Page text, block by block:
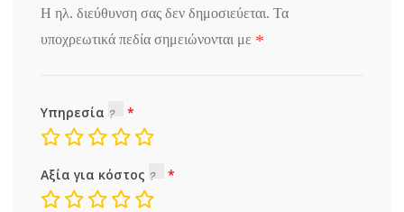
Η ηλ. διεύθυνση σας δεν δημοσιεύεται. Τα
υποχρεωτικά πεδία σημειώνονται με *
Υπηρεσία
Αξία για κόστος